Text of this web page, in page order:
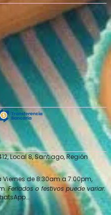
Local 8, Santiago, Región
de 8:30am a 7:00pm,
Feriados o festivos puede variar.